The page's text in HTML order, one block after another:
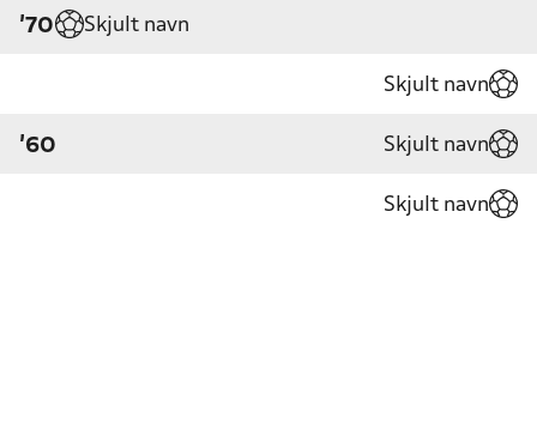
'70 Skjult navn
Skjult navn
'60 Skjult navn
Skjult navn